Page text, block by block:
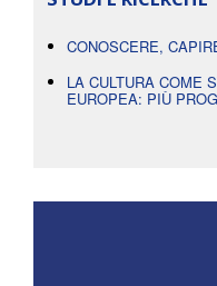
CONOSCERE,
LA CULTURA COME
EUROPEA: PIÙ